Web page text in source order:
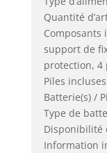
Quantité
Composants
support de
protection, 4
Piles
Batterie(s) /
Type de
Disponibilité
Information